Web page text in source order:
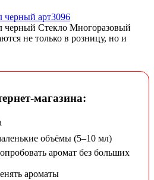
арт3096
Стекло Многоразовый
не только в розницу, но и
магазина:
объёмы (5–10 мл)
аромат без больших
ароматы